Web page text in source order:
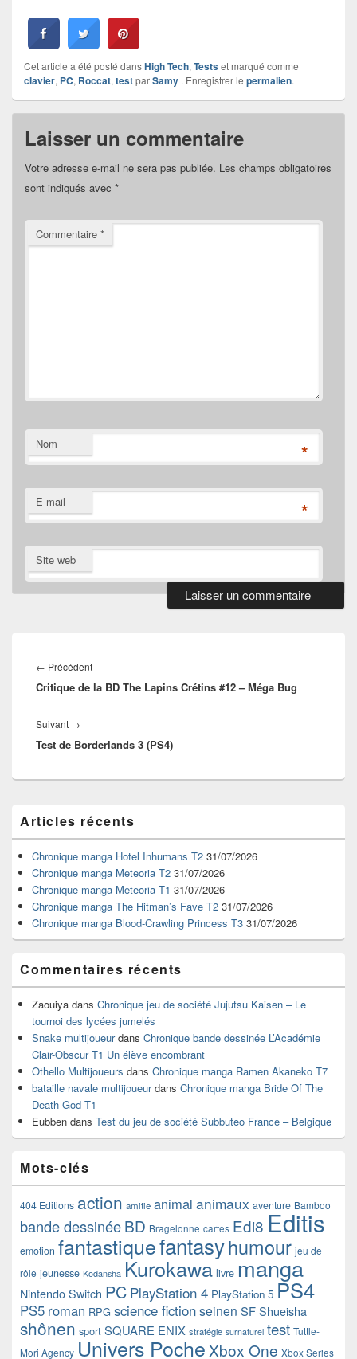
Cet article a été posté dansHigh Tech, Testset marqué comme
clavier, PC, Roccat, testparSamy . Enregistrer le permalien.
Laisser un commentaire
Votre adresse e-mail ne sera pas publiée. Les champs obligatoires
sont indiqués avec *
Commentaire *
Nom *
E-mail *
Site web
de
l’article
← PrécédentArticle
précédent :
Critique de la BD The Lapins Crétins #12 – Méga Bug
Suivant →
suivant :
Test de Borderlands 3 (PS4)
principale
de
widget
pour
barre
latérale
Articles récents
Chronique manga Hotel Inhumans T2 31/07/2026
Chronique manga Meteoria T2 31/07/2026
Chronique manga Meteoria T1 31/07/2026
Chronique manga The Hitman’s Fave T2 31/07/2026
Chronique manga Blood-Crawling Princess T3 31/07/2026
Commentaires récents
Zaouiya dans Chronique jeu de société Jujutsu Kaisen – Le
tournoi des lycées jumelés
Snake multijoueurdans Chronique bande dessinée L’Académie
Clair-Obscur T1 Un élève encombrant
Othello Multijoueurs dans Chronique manga Ramen Akaneko T7
bataille navale multijoueurdans Chronique manga Bride Of The
Death God T1
Eubben dans Test du jeu de société Subbuteo France – Belgique
Mots-clés
404 Editions action amitie animal animaux aventure Bamboo
bande dessinéeBD Bragelonne cartes Edi8 Editis
emotion fantastiquefantasyhumour jeu de
rôle jeunesse Kodansha Kurokawa livre manga
Nintendo Switch PC PlayStation 4 PlayStation 5 PS4
PS5 roman RPG science fictionseinen SF Shueisha
shônen sport SQUARE ENIX stratégie surnaturel test Tuttle-
Mori Agency Univers Poche Xbox One Xbox Series